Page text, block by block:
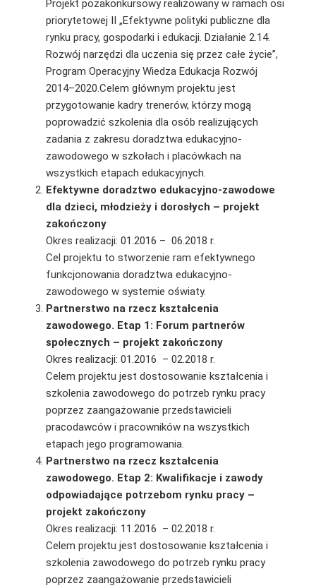
Projekt pozakonkursowy realizowany w ramach osi
priorytetowej II „Efektywne polityki pu­bliczne dla
rynku pracy, gospodarki i edukacji. Działanie 2.14.
Rozwój narzędzi dla uczenia się przez całe życie”,
Program Operacyjny Wiedza Edukacja Rozwój
2014–2020.Celem głównym projektu jest
przygotowanie kadry trenerów, którzy mogą
poprowadzić szkolenia dla osób realizujących
zadania z zakresu doradztwa edukacyjno-
zawodowego w szkołach i placówkach na
wszystkich etapach edukacyjnych.
Efektywne doradztwo edukacyjno-zawodowe
dla dzieci, młodzieży i dorosłych – projekt
zakończony
Okres realizacji: 01.2016 – 06.2018 r.
Cel projektu to stworzenie ram efektywnego
funkcjonowania doradztwa edukacyjno-
zawodowego w systemie oświaty.
Partnerstwo na rzecz kształcenia
zawodowego. Etap 1: Forum partnerów
społecznych – projekt zakończony
Okres realizacji: 01.2016 – 02.2018 r.
Celem projektu jest dostosowanie kształcenia i
szkolenia zawodowego do potrzeb rynku pracy
poprzez zaangażowanie przedstawicieli
pracodawców i pracowników na wszystkich
etapach jego programowania.
Partnerstwo na rzecz kształcenia
zawodowego. Etap 2: Kwalifikacje i zawody
odpowiadające potrzebom rynku pracy –
projekt zakończony
Okres realizacji: 11.2016 – 02.2018 r.
Celem projektu jest dostosowanie kształcenia i
szkolenia zawodowego do potrzeb rynku pracy
poprzez zaangażowanie przedstawicieli